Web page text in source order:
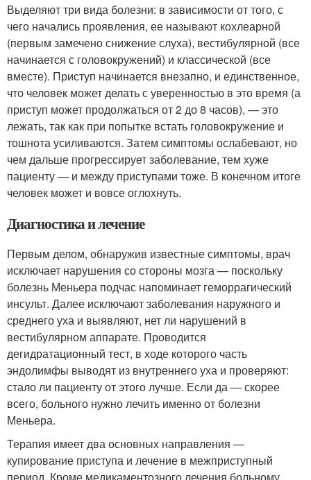
Выделяют три вида болезни: в зависимости от того, с
чего начались проявления, ее называют кохлеарной
(первым замечено снижение слуха), вестибулярной (все
начинается с головокружений) и классической (все
вместе). Приступ начинается внезапно, и единственное,
что человек может делать с уверенностью в это время (а
приступ может продолжаться от 2 до 8 часов), — это
лежать, так как при попытке встать головокружение и
тошнота усиливаются. Затем симптомы ослабевают, но
чем дальше прогрессирует заболевание, тем хуже
пациенту — и между приступами тоже. В конечном итоге
человек может и вовсе оглохнуть.
Диагностика и лечение
Первым делом, обнаружив известные симптомы, врач
исключает нарушения со стороны мозга — поскольку
болезнь Меньера подчас напоминает геморрагический
инсульт. Далее исключают заболевания наружного и
среднего уха и выявляют, нет ли нарушений в
вестибулярном аппарате. Проводится
дегидратационный тест, в ходе которого часть
эндолимфы выводят из внутреннего уха и проверяют:
стало ли пациенту от этого лучше. Если да — скорее
всего, больного нужно лечить именно от болезни
Меньера.
Терапия имеет два основных направления —
купирование приступа и лечение в межприступный
период. Кроме медикаментозного лечения больному